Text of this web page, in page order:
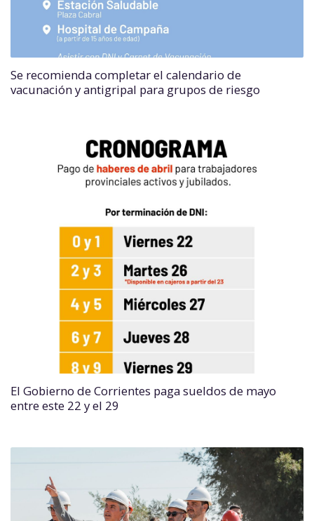
Se recomienda completar el calendario de
vacunación y antigripal para grupos de riesgo
El Gobierno de Corrientes paga sueldos de mayo
entre este 22 y el 29